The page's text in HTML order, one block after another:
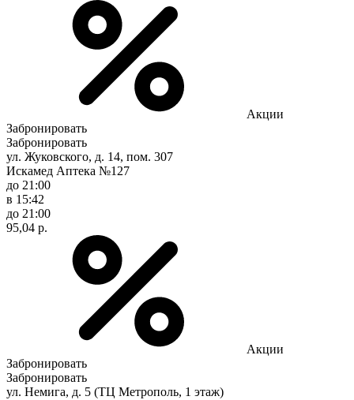
Акции
Забронировать
Забронировать
ул. Жуковского, д. 14, пом. 307
Искамед Аптека №127
до 21:00
в 15:42
до 21:00
95,04 р.
Акции
Забронировать
Забронировать
ул. Немига, д. 5 (ТЦ Метрополь, 1 этаж)